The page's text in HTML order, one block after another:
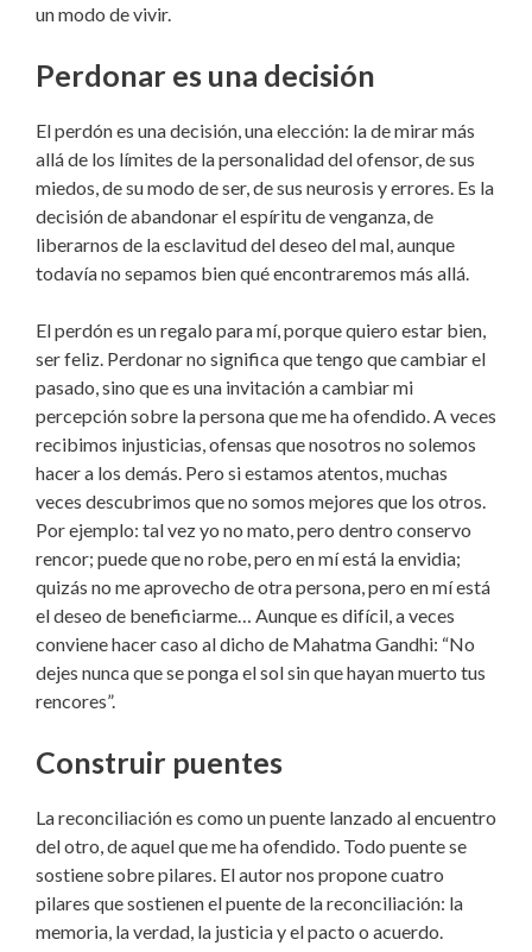
un modo de vivir.
Perdonar es una decisión
El perdón es una decisión, una elección: la de mirar más
allá de los límites de la personalidad del ofensor, de sus
miedos, de su modo de ser, de sus neurosis y errores. Es la
decisión de abandonar el espíritu de venganza, de
liberarnos de la esclavitud del deseo del mal, aunque
todavía no sepamos bien qué encontraremos más allá.
El perdón es un regalo para mí, porque quiero estar bien,
ser feliz. Perdonar no significa que tengo que cambiar el
pasado, sino que es una invitación a cambiar mi
percepción sobre la persona que me ha ofendido. A veces
recibimos injusticias, ofensas que nosotros no solemos
hacer a los demás. Pero si estamos atentos, muchas
veces descubrimos que no somos mejores que los otros.
Por ejemplo: tal vez yo no mato, pero dentro conservo
rencor; puede que no robe, pero en mí está la envidia;
quizás no me aprovecho de otra persona, pero en mí está
el deseo de beneficiarme… Aunque es difícil, a veces
conviene hacer caso al dicho de Mahatma Gandhi: “No
dejes nunca que se ponga el sol sin que hayan muerto tus
rencores”.
Construir puentes
La reconciliación es como un puente lanzado al encuentro
del otro, de aquel que me ha ofendido. Todo puente se
sostiene sobre pilares. El autor nos propone cuatro
pilares que sostienen el puente de la reconciliación: la
memoria, la verdad, la justicia y el pacto o acuerdo.